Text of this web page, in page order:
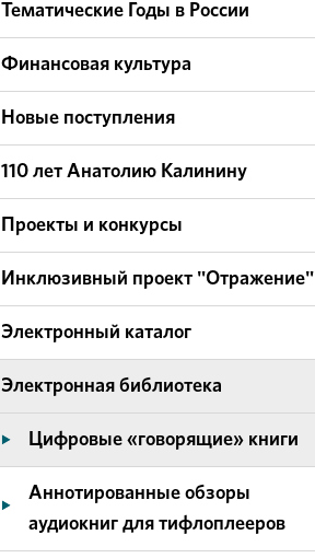
Тематические Годы в России
Финансовая культура
Новые поступления
110 лет Анатолию Калинину
Проекты и конкурсы
Инклюзивный проект "Отражение"
Электронный каталог
Электронная библиотека
Цифровые «говорящие» книги
Аннотированные обзоры
аудиокниг для тифлоплееров